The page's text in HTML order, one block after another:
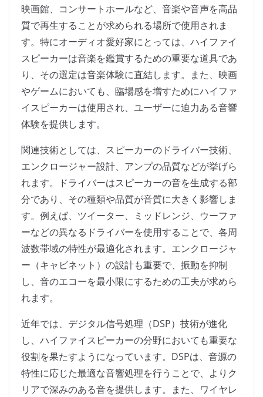
映画館、コンサートホールなど、音楽や音声を高品
質で再生することが求められる場所で使用されま
す。特にオーディオ愛好家にとっては、ハイファイ
スピーカーは音楽を鑑賞するための重要な道具であ
り、その選定は音楽体験に直結します。また、映画
やゲームにおいても、臨場感を増すためにハイファ
イスピーカーは使用され、ユーザーに迫力ある音響
体験を提供します。
関連技術としては、スピーカーのドライバー技術、
エンクロージャー設計、アンプの品質などが挙げら
れます。ドライバーはスピーカーの音を生成する部
分であり、その種類や品質が音質に大きく影響しま
す。例えば、ツイーター、ミッドレンジ、ウーファ
ーなどの異なるドライバーを使用することで、各周
波数帯域の特性が最適化されます。エンクロージャ
ー（キャビネット）の設計も重要で、振動を抑制
し、音のエコーを最小限にするための工夫が求めら
れます。
近年では、デジタル信号処理（DSP）技術が進化
し、ハイファイスピーカーの分野においても重要な
役割を果たすようになっています。DSPは、音源の
特性に応じた最適な音響処理を行うことで、よりク
リアで深みのある音を提供します。また、ワイヤレ